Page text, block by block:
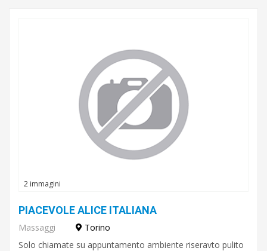
2 immagini
PIACEVOLE ALICE ITALIANA
Massaggi
Torino
Solo chiamate su appuntamento ambiente riseravto pulito